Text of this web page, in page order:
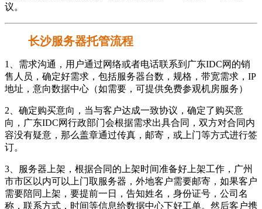
议。
长沙服务器托管流程
1、需求沟通，用户通过网络或者电话联系到广东IDC网的销
售人员，确定好需求，包括服务器台数，规格，带宽需求，IP
地址，意向数据中心（如需要，可提供免费参观机房服务）
2、确定购买意向，当与客户达成一致协议，确定了购买意
向，广东IDC网行政部门会根据需求出具合同，双方对合同内
容没有疑意，那么盖章通过传真，邮寄，或上门等方式进行签
订。
3、服务器上架，根据合同的上架时间准备好上架工作，广州
市市区以内可以上门取服务器，外地客户需要邮寄，如果客户
需要陪同上架，要提前一日，告知姓名，身份证号，公司名
称，联系方式，时间等信息给数据中心下好工单。然后客户携